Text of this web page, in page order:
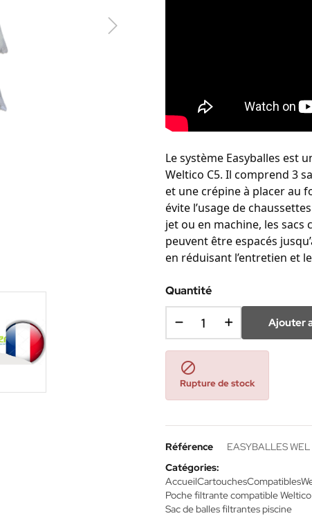
Le système Easyballes est
Weltico C5. Il comprend 3
et une crépine à placer au
évite l’usage de
jet ou en machine, les sacs
peuvent être espacés
en réduisant l’entretien et
Quantité
Ajouter

Rupture de stock
Référence
EASYBALLES
Catégories:
AccueilCartouchesCompatibles
Poche filtrante compatible
Sac de balles filtrantes piscine